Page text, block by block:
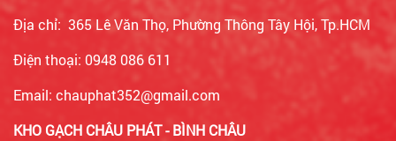
Địa chỉ: 365 Lê Văn Thọ, Phường Thông Tây Hội, Tp.HCM
Điện thoại: 0948 086 611
Email: chauphat352@gmail.com
KHO GẠCH CHÂU PHÁT - BÌNH CHÂU